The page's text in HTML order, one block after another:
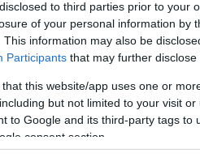
to third parties prior to your
of your personal information by
This information may also be
Participants that may further
that this website/app uses one or
but not limited to your visit
to Google and its third-party tags to
consent section.
στην ιστορία
, σηματοδοτώντας
με τονΤόνι Πάρκερ
τριών ετών με